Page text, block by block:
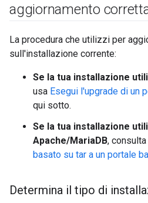
aggiornamento
La procedura che utilizzi per
sull'installazione corrente:
Se la tua installazione
usa Esegui l'upgrade di un
qui sotto.
Se la tua installazione
Apache/MariaDB, consulta
basato su tar a un portale
Determina il tipo di